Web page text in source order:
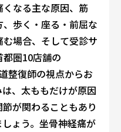
なる主な原因、筋
歩く・座る・前屈な
場合、そして受診サ
圏10店舗の
整復師の視点からお
、太ももだけが原因
が関わることもあり
ょう。坐骨神経痛が